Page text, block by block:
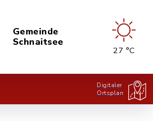
Gemeinde
Schnaitsee
27 °C
Digitaler
Ortsplan